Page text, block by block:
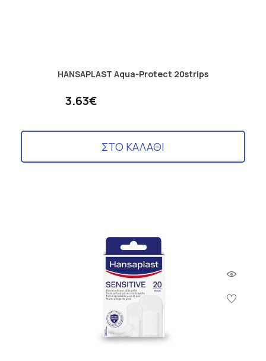
HANSAPLAST Aqua-Protect 20strips
3.63€
ΣΤΟ ΚΑΛΑΘΙ